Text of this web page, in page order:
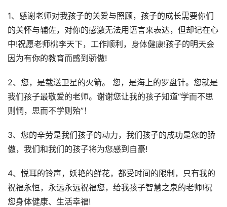
1、感谢老师对我孩子的关爱与照顾，孩子的成长需要你们
的关怀与辅佐，对你的感激无法用语言来表达，但却记在心
中!祝愿老师桃李天下，工作顺利，身体健康!孩子的明天会
因为有你的教育而感到骄傲!
2、您，是载送卫星的火箭。 您，是海上的罗盘针。您就是
我们孩子最敬爱的老师。谢谢您让我的孩子知道“学而不思
则惘，思而不学则殆”！
3、您的辛劳是我们孩子的动力，我们孩子的成功是您的骄
傲，我们和我们的孩子将为您感到自豪!
4、悦耳的铃声，妖艳的鲜花，都受时间的限制，只有我的
祝福永恒，永远永远祝福您，给我孩子智慧之泉的老师!祝
您身体健康、生活幸福!